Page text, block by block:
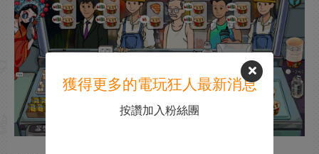
獲得更多的電玩狂人最新消息
按讚加入粉絲團